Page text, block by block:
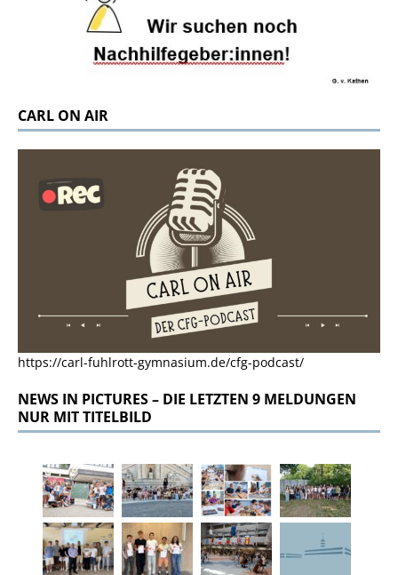
CARL ON AIR
https://carl-fuhlrott-gymnasium.de/cfg-podcast/
NEWS IN PICTURES – DIE LETZTEN 9 MELDUNGEN
NUR MIT TITELBILD